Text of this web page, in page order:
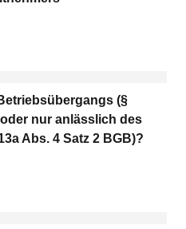
(§
nur anlässlich des
Abs. 4 Satz 2 BGB)?